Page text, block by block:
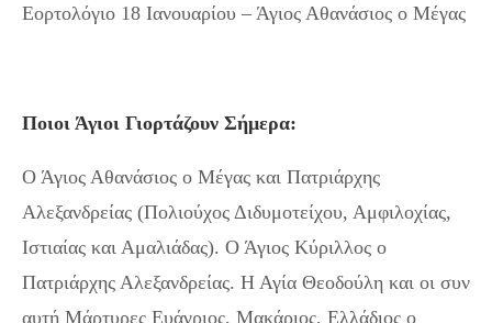
Εορτολόγιο 18 Ιανουαρίου – Άγιος Αθανάσιος ο Μέγας
Ποιοι Άγιοι Γιορτάζουν Σήμερα:
Ο Άγιος Αθανάσιος ο Μέγας και Πατριάρχης
Αλεξανδρείας (Πολιούχος Διδυμοτείχου, Αμφιλοχίας,
Ιστιαίας και Αμαλιάδας). Ο Άγιος Κύριλλος ο
Πατριάρχης Αλεξανδρείας. Η Αγία Θεοδούλη και οι συν
αυτή Μάρτυρες Ευάγριος, Μακάριος, Ελλάδιος ο